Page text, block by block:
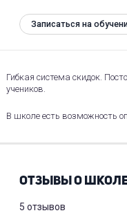
Записаться на
Гибкая система скидок.
учеников.
В школе есть возможность
ОТЗЫВЫ О
5 отзывов